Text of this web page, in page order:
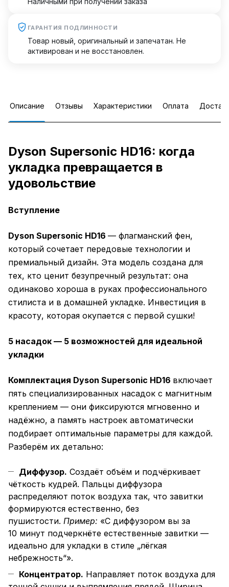
ГАРАНТИЯ ПОДЛИННОСТИ
Товар новый, оригинальный и запечатан. Не
активирован и не восстановлен.
Описание Отзывы Характеристики Оплата
Dyson Supersonic HD16: когда
укладка превращается в
удовольствие
Вступление
Dyson Supersonic HD16 — флагманский фен,
который сочетает передовые технологии и
премиальный дизайн. Эта модель создана для
тех, кто ценит безупречный результат: она
одинаково хороша в руках профессионального
стилиста и в домашней укладке. Инвестиция в
красоту, которая окупается с первой сушки!
5 насадок — 5 возможностей для идеальной
укладки
Комплектация Dyson Supersonic HD16 включает
пять специализированных насадок с магнитным
креплением — они фиксируются мгновенно и
надёжно, а память настроек автоматически
подбирает оптимальные параметры для каждой.
Разберём их детально:
Диффузор. Создаёт объём и подчёркивает
чёткость кудрей. Пальцы диффузора
распределяют поток воздуха так, что завитки
формируются естественно, без
пушистости. Пример: «С диффузором вы за
10 минут подчеркнёте естественные завитки —
идеально для укладки в стиле „лёгкая
небрежность“».
Концентратор. Направляет поток воздуха для